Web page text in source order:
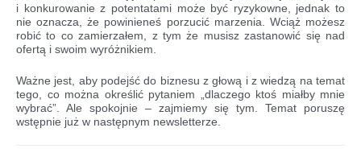
i konkurowanie z potentatami może być ryzykowne, jednak to
nie oznacza, że powinieneś porzucić marzenia. Wciąż możesz
robić to co zamierzałem, z tym że musisz zastanowić się nad
ofertą i swoim wyróżnikiem.
Ważne jest, aby podejść do biznesu z głową i z wiedzą na temat
tego, co można określić pytaniem „dlaczego ktoś miałby mnie
wybrać”. Ale spokojnie – zajmiemy się tym. Temat poruszę
wstępnie już w następnym newsletterze.